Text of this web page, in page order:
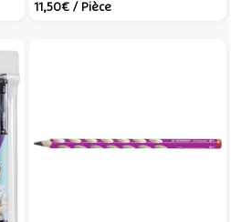
STABILO
11,50€ / Pièce